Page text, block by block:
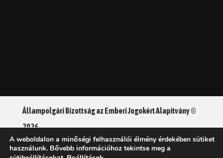
Állampolgári Bizottság az Emberi Jogokért Alapítvány ©
2026
Adatkezelési tájékoztató
A weboldalon a minőségi felhasználói élmény érdekében sütiket
használunk. Bővebb információhoz tekintse meg a